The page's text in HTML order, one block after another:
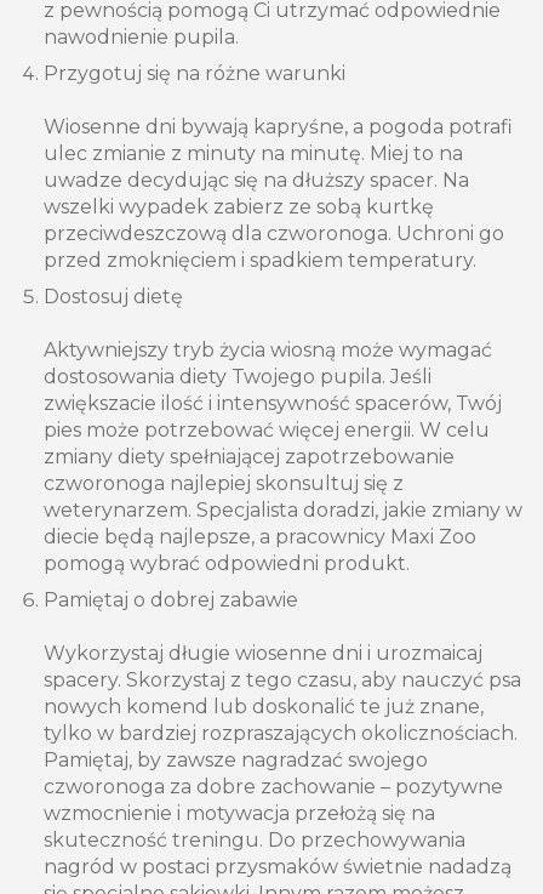
z pewnością pomogą Ci utrzymać odpowiednie
nawodnienie pupila.
Przygotuj się na różne warunki
Wiosenne dni bywają kapryśne, a pogoda potrafi
ulec zmianie z minuty na minutę. Miej to na
uwadze decydując się na dłuższy spacer. Na
wszelki wypadek zabierz ze sobą kurtkę
przeciwdeszczową dla czworonoga. Uchroni go
przed zmoknięciem i spadkiem temperatury.
Dostosuj dietę
Aktywniejszy tryb życia wiosną może wymagać
dostosowania diety Twojego pupila. Jeśli
zwiększacie ilość i intensywność spacerów, Twój
pies może potrzebować więcej energii. W celu
zmiany diety spełniającej zapotrzebowanie
czworonoga najlepiej skonsultuj się z
weterynarzem. Specjalista doradzi, jakie zmiany w
diecie będą najlepsze, a pracownicy Maxi Zoo
pomogą wybrać odpowiedni produkt.
Pamiętaj o dobrej zabawie
Wykorzystaj długie wiosenne dni i urozmaicaj
spacery. Skorzystaj z tego czasu, aby nauczyć psa
nowych komend lub doskonalić te już znane,
tylko w bardziej rozpraszających okolicznościach.
Pamiętaj, by zawsze nagradzać swojego
czworonoga za dobre zachowanie – pozytywne
wzmocnienie i motywacja przełożą się na
skuteczność treningu. Do przechowywania
nagród w postaci przysmaków świetnie nadadzą